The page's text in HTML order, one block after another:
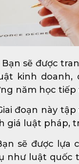
Bạn sẽ được
kinh
năm học tiếp
đoạn này
giá luật pháp,
sẽ được lựa
như luật quốc